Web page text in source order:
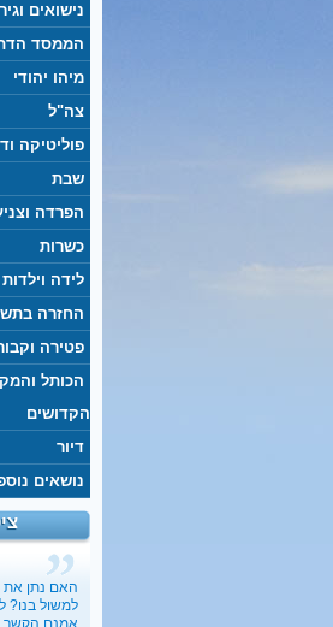
נישואים
הממסד
מיהו יהודי
צה"ל
פוליטיקה
שבת
הפרדה
כשרות
לידה וילדות
החזרה
פטירה
הכותל
הקדושים
דיור
נושאים
האם נתן את
למשול בנו?
אמנם הקשר